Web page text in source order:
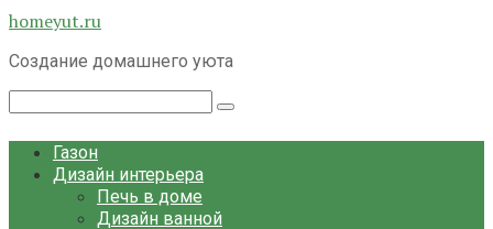
Перейти
контенту
homeyut.ru
Создание домашнего уюта
Газон
Дизайн интерьера
Печь в доме
Дизайн ванной